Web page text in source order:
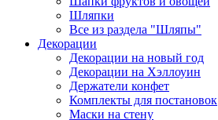
Шляпки
Все из раздела "Шляпы"
Декорации
Декорации на новый год
Декорации на Хэллоуин
Держатели конфет
Комплекты для постановок
Маски на стену